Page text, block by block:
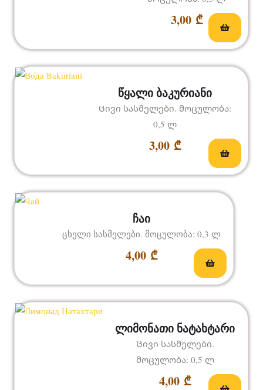
3,00 ₾
წყალი ბაკურიანი
3,00 ₾
Ცივი სასმელები. მოცულობა:
0,5 ლ
ჩაი
4,00 ₾
ცხელი სასმელები. მოცულობა: 0,3 ლ
ლიმონათი ნატახტარი
4,00 ₾
Ცივი სასმელები.
მოცულობა: 0,5 ლ